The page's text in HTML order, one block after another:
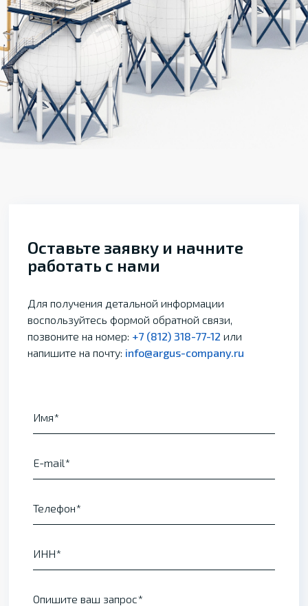
Оставьте заявку и начните
работать с нами
Для получения детальной информации
воспользуйтесь формой обратной связи,
позвоните на номер: +7 (812) 318-77-12 или
напишите на почту: info@argus-company.ru
Имя
E-mail
Телефон
ИНН
Опишите ваш запрос